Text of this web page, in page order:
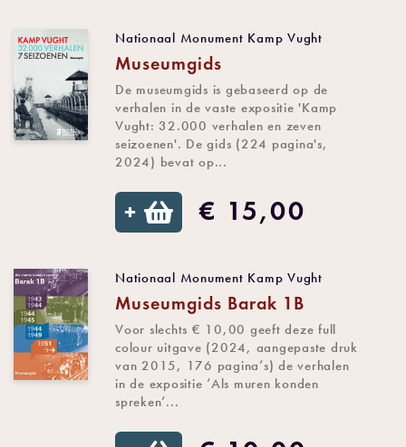
Nationaal Monument Kamp Vught
Museumgids
De museumgids is gebaseerd op de
verhalen in de vaste expositie 'Kamp
Vught: 32.000 verhalen en zeven
seizoenen'. De gids (224 pagina's,
2024) bevat op...
+ € 15,00
Nationaal Monument Kamp Vught
Museumgids Barak 1B
Voor slechts € 10,00 geeft deze full
colour uitgave (2024, aangepaste druk
van 2015, 176 pagina’s) de verhalen
in de expositie ‘Als muren konden
spreken’...